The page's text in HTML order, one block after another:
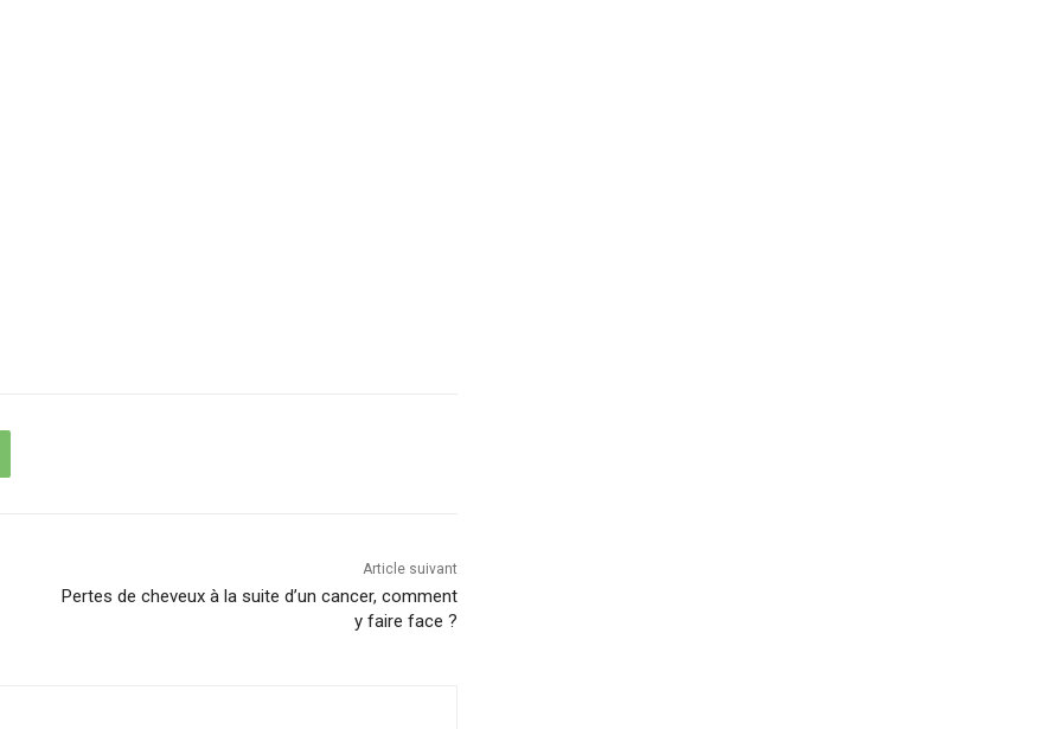
Article suivant
Pertes de cheveux à la suite d’un cancer, comment
y faire face ?